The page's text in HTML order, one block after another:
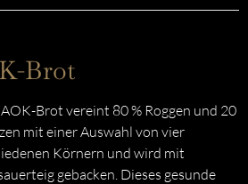
Brot
Brot vereint 80 % Roggen und 20
mit einer Auswahl von vier
Körnern und wird mit
gebacken. Dieses gesunde